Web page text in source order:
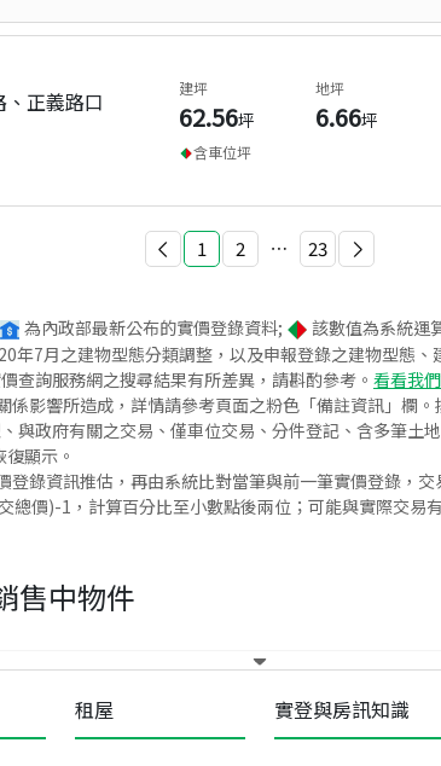
正義路口 建坪
62.56坪
含車位坪
地坪
6.66坪
1 2 ⋯ 23
為內政部最新公布的實價登錄資料; 該數值為系統運
年7月之建物型態分類調整，以及申報登錄之建物型態
查詢服務網之搜尋結果有所差異，請斟酌參考。 看看我
係影響所造成，詳情請參考頁面之粉色「備註資訊」欄
與政府有關之交易、僅車位交易、分件登記、含多筆土
顯示。
登錄資訊推估，再由系統比對當筆與前一筆實價登錄，
總價)-1，計算百分比至小數點後兩位；可能與實際交易
售中物件
租屋 實登與房訊知識